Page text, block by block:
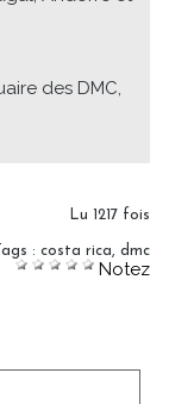
des DMC,
Lu 1217 fois
Tags : costa rica, dmc
Notez